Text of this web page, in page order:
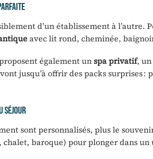
d’un établissement à l’autre.
avec lit rond, cheminée,
également unspa privatif,
jusqu’à offrir des packs surprises :
séjour
sont personnalisés, plus le
baroque) pour plonger dans